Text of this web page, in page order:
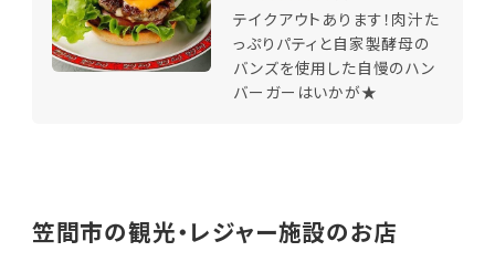
テイクアウトあります！肉汁た
っぷりパティと自家製酵母の
バンズを使用した自慢のハン
バーガーはいかが★
笠間市の観光・レジャー施設のお店